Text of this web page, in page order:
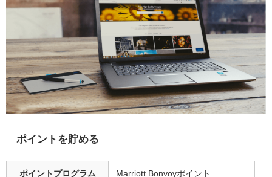
ポイントを貯める
ポイントプログラム Marriott Bonvoyポイント